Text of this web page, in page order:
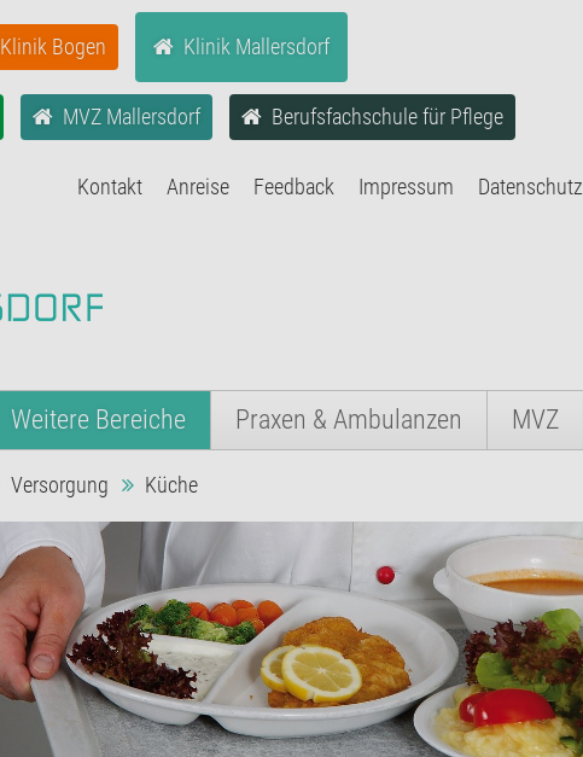
Klinik Bogen Klinik Mallersdorf
MVZ Mallersdorf Berufsfachschule für Pflege
Kontakt Anreise Feedback Impressum Datenschutz
Weitere Bereiche Praxen & Ambulanzen MVZ
Versorgung Küche